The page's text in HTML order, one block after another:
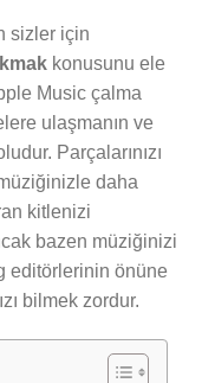
sizler için
konusunu ele
Music çalma
ulaşmanın ve
Parçalarınızı
daha
kitlenizi
bazen müziğinizi
editörlerinin önüne
bilmek zordur.